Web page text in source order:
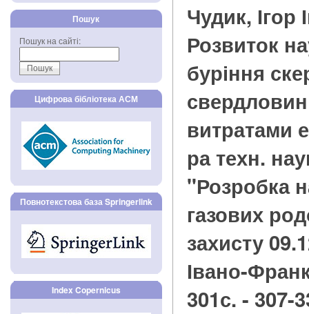
Пошук
Пошук на сайті:
Цифрова бібліотека АСМ
Повнотекстова база Springerlink
Index Copernicus
Чудик, Ігор
Розвиток
буріння
витратами
ра техн.
"Розробка
газових
захисту
Івано-
301с. - 307-